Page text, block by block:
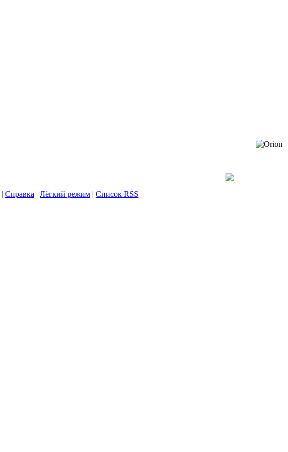
| Справка | Лёгкий режим | Список RSS